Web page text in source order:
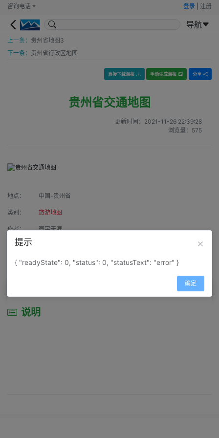
咨询电话 登录 注册
导航
上一条： 贵州省地图3
下一条： 贵州省行政区地图
直接下载海报 手动生成海报 分享
贵州省交通地图
更新时间： 2021-11-26 22:39:28
浏览量： 575
地点： 中国-贵州省
类别： 旅游地图
作者： 寰宇天涯
来源：
属性： 地图属性： 地图类型-交通线路图
说明
提示
{ "readyState": 0, "status": 0, "statusText": "error" }
确定